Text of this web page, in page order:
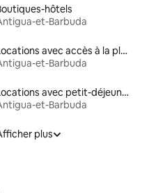
hôtels
et-Barbuda
Locations avec accès à la plage
et-Barbuda
Locations avec petit-déjeuner
et-Barbuda
plus